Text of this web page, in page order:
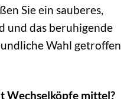
Sie ein sauberes,
und das beruhigende
Wahl getroffen
Wechselköpfe mittel?